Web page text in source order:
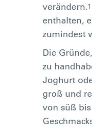
verändern.1
enthalten,
zumindest
Die
zu
Joghurt
groß und
von süß